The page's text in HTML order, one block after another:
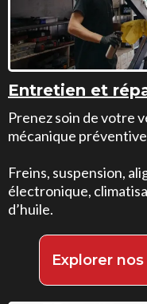
Entretien et
Prenez soin de votre
mécanique
Freins, suspension,
électronique,
d’huile.
Explorer